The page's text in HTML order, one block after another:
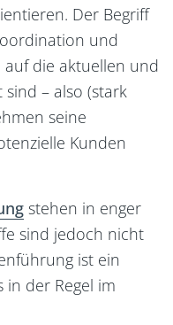
Der Begriff
und
die aktuellen und
– also (stark
seine
Kunden
stehen in enger
sind jedoch nicht
ist ein
in der Regel im